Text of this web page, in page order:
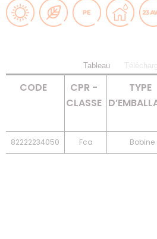
Tableau
CODE
CPR -
CLASSE
TYPE
82222234050 Fca Bobine